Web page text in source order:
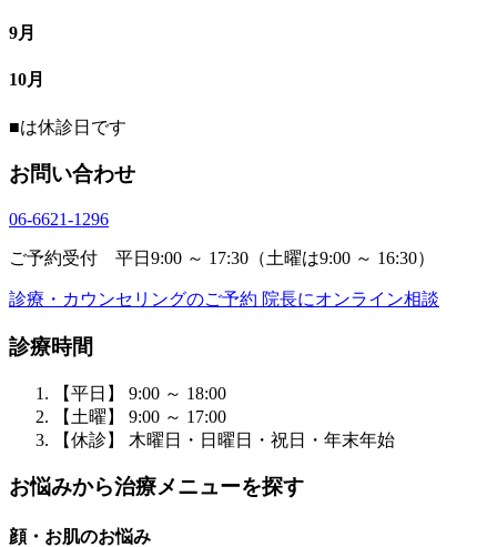
9月
10月
■は休診日です
お問い合わせ
06-6621-1296
ご予約受付 平日9:00 ～ 17:30（土曜は9:00 ～ 16:30）
診療・カウンセリングのご予約 院長にオンライン相談
診療時間
【平日】 9:00 ～ 18:00
【土曜】 9:00 ～ 17:00
【休診】 木曜日・日曜日・祝日・年末年始
お悩みから治療メニューを探す
顔・お肌のお悩み